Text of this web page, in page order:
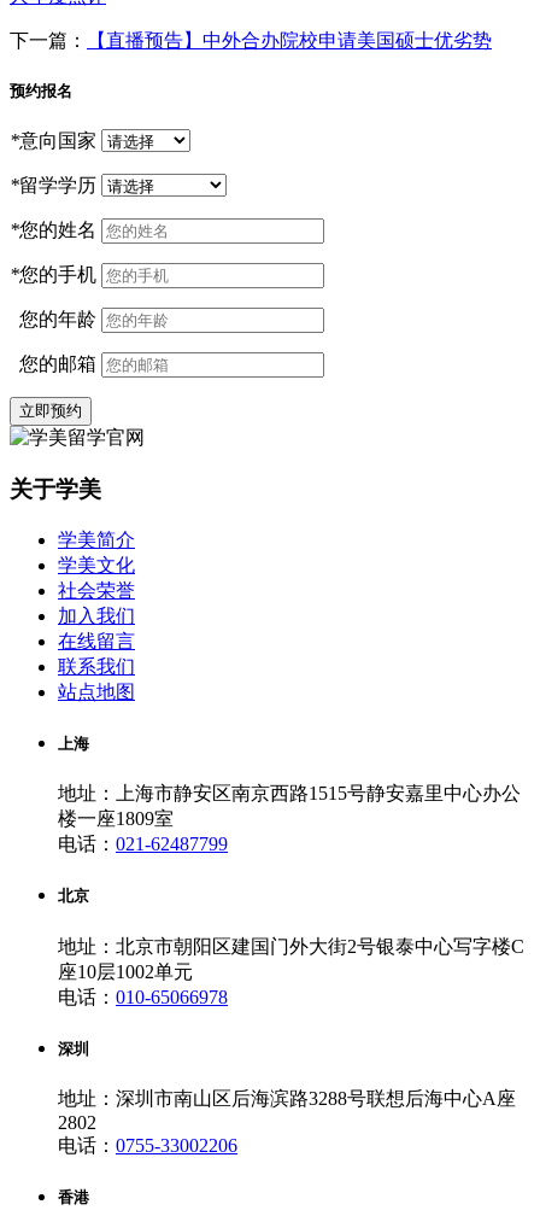
下一篇： 【直播预告】中外合办院校申请美国硕士优劣势
预约报名
*意向国家
*留学学历
*您的姓名
*您的手机
您的年龄
您的邮箱
立即预约
关于学美
学美简介
学美文化
社会荣誉
加入我们
在线留言
联系我们
站点地图
上海
地址：上海市静安区南京西路1515号静安嘉里中心办公
楼一座1809室
电话： 021-62487799
北京
地址：北京市朝阳区建国门外大街2号银泰中心写字楼C
座10层1002单元
电话： 010-65066978
深圳
地址：深圳市南山区后海滨路3288号联想后海中心A座
2802
电话： 0755-33002206
香港